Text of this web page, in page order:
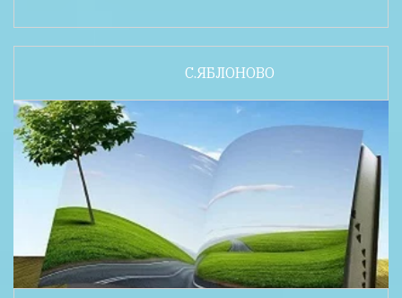
С.ЯБЛОНОВО